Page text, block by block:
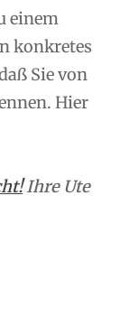
einem
konkretes
Sie von
Hier
Ihre Ute